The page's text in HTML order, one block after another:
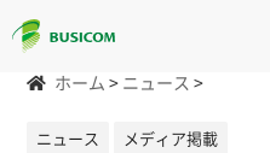
ホーム > ニュース >
ニュース メディア掲載